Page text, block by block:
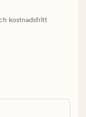
kostnadsfritt